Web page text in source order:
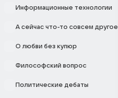
Информационные технологии
А сейчас что-то совсем другое
О любви без купюр
Философский вопрос
Политические дебаты